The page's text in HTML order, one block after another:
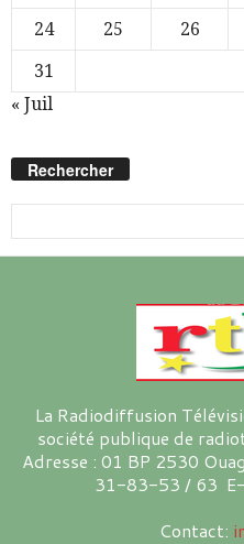
24
25 26
31
« Juil
Rechercher
La Radiodiffusion
société publique de
Adresse : 01 BP 2530
31-83-53 / 63
Contact: